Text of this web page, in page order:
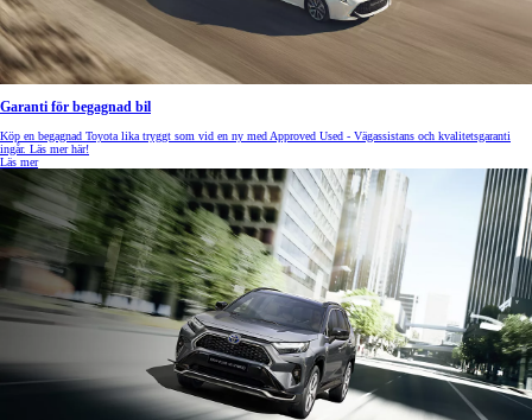
Garanti för begagnad bil
Köp en begagnad Toyota lika tryggt som vid en ny med Approved Used - Vägassistans och kvalitetsgaranti
ingår. Läs mer här!
Läs mer